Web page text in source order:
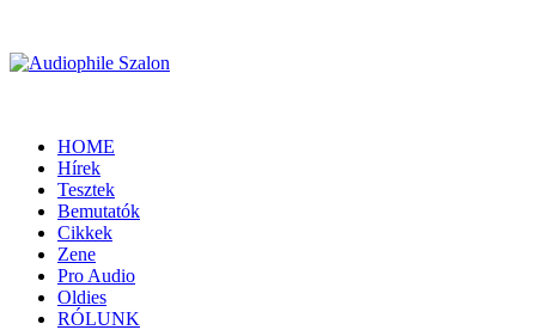
HOME
Hírek
Tesztek
Bemutatók
Cikkek
Zene
Pro Audio
Oldies
RÓLUNK